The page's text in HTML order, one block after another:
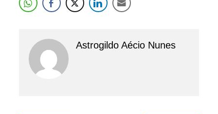
Astrogildo Aécio Nunes